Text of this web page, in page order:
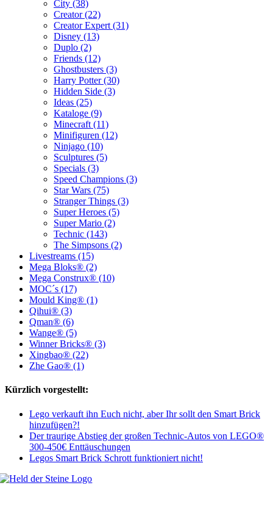
City (38)
Creator (22)
Creator Expert (31)
Disney (13)
Duplo (2)
Friends (12)
Ghostbusters (3)
Harry Potter (30)
Hidden Side (3)
Ideas (25)
Kataloge (9)
Minecraft (11)
Minifiguren (12)
Ninjago (10)
Sculptures (5)
Specials (3)
Speed Champions (3)
Star Wars (75)
Stranger Things (3)
Super Heroes (5)
Super Mario (2)
Technic (143)
The Simpsons (2)
Livestreams (15)
Mega Bloks® (2)
Mega Construx® (10)
MOC´s (17)
Mould King® (1)
Qihui® (3)
Qman® (6)
Wange® (5)
Winner Bricks® (3)
Xingbao® (22)
Zhe Gao® (1)
Kürzlich vorgestellt:
Lego verkauft ihn Euch nicht, aber Ihr sollt den Smart Brick
hinzufügen?!
Der traurige Abstieg der großen Technic-Autos von LEGO®
300-450€ Enttäuschungen
Legos Smart Brick Schrott funktioniert nicht!